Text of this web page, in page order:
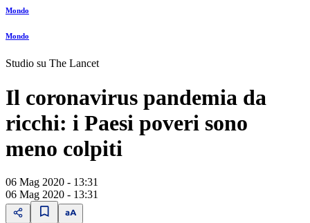
Mondo
Mondo
Studio su The Lancet
Il coronavirus pandemia da
ricchi: i Paesi poveri sono
meno colpiti
06 Mag 2020 - 13:31
06 Mag 2020 - 13:31